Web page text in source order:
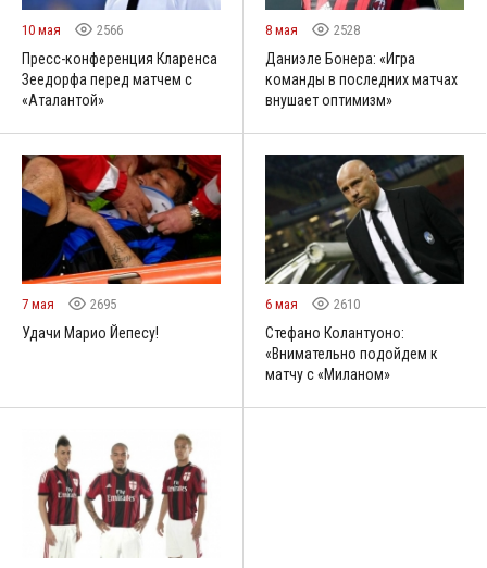
10 мая 2566
Пресс-конференция Кларенса
Зеедорфа перед матчем с
«Аталантой»
8 мая 2528
Даниэле Бонера: «Игра
команды в последних матчах
внушает оптимизм»
7 мая 2695
Удачи Марио Йепесу!
6 мая 2610
Стефано Колантуоно:
«Внимательно подойдем к
матчу с «Миланом»